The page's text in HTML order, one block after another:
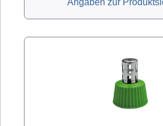
Angaben zur